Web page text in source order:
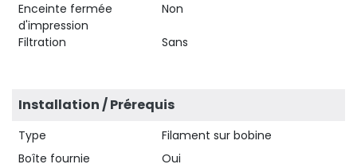
Enceinte fermée
d'impression
Non
Filtration Sans
Installation / Prérequis
Type
Filament sur bobine
Boîte fournie
Oui